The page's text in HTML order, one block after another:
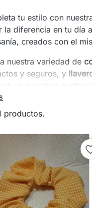
tu estilo con
la diferencia en tu día
creados con el
nuestra variedad de
y seguros, y
de libros, evitando
accesorios son
complementos que
productos.